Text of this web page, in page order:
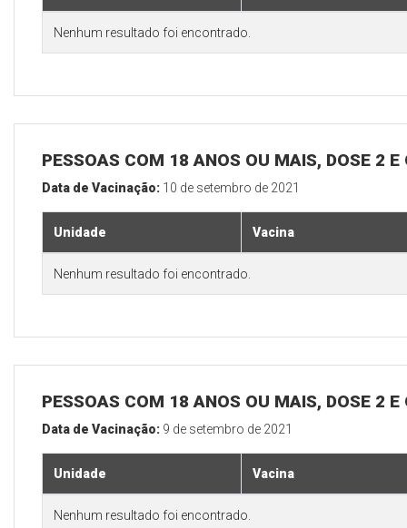
Nenhum resultado foi encontrado.
PESSOAS COM 18 ANOS OU MAIS, DOSE 2 E
Data de Vacinação: 10 de setembro de 2021
Unidade Vacina
Nenhum resultado foi encontrado.
PESSOAS COM 18 ANOS OU MAIS, DOSE 2 E
Data de Vacinação: 9 de setembro de 2021
Unidade Vacina
Nenhum resultado foi encontrado.